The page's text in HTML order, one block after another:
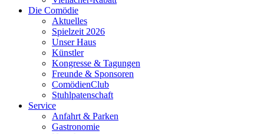
Die Comödie
Aktuelles
Spielzeit 2026
Unser Haus
Künstler
Kongresse & Tagungen
Freunde & Sponsoren
ComödienClub
Stuhlpatenschaft
Service
Anfahrt & Parken
Gastronomie